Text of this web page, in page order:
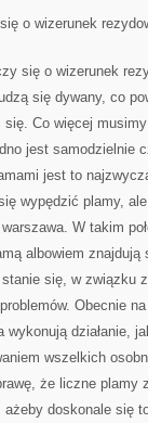
o wizerunek
się o wizerunek
się dywany, co
Co więcej
jest samodzielnie
jest to
wypędzić plamy,
W takim
albowiem
się, w związku
Obecnie
działanie,
wszelkich
że liczne plamy
doskonale się